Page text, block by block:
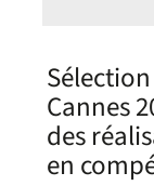
Sélection
Cannes
des
en